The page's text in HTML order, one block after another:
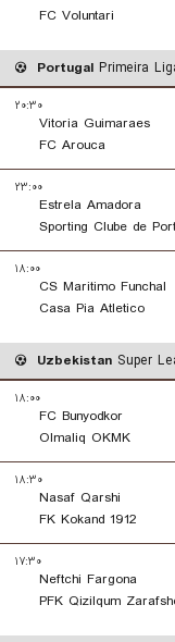
FC Voluntari
Portugal Primeira
۲۰:۳۰
Vitoria Guimaraes
FC Arouca
۲۳:۰۰
Estrela Amadora
Sporting Clube de
۱۸:۰۰
CS Maritimo Funchal
Casa Pia Atletico
Uzbekistan Super
۱۸:۰۰
FC Bunyodkor
Olmaliq OKMK
۱۸:۳۰
Nasaf Qarshi
FK Kokand 1912
۱۷:۳۰
Neftchi Fargona
PFK Qizilqum